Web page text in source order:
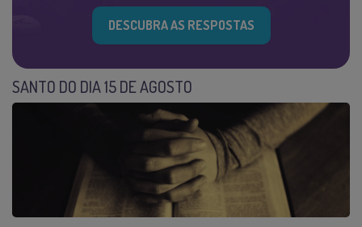
DESCUBRA AS RESPOSTAS
SANTO DO DIA 15 DE AGOSTO